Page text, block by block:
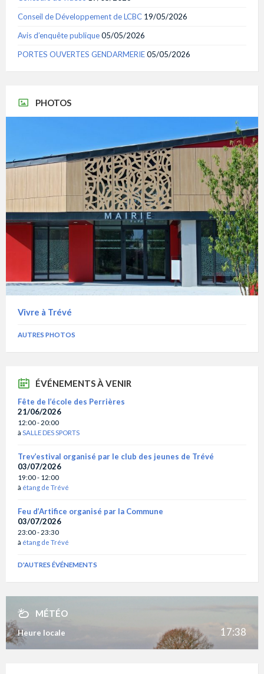
Conseil de Développement de LCBC 19/05/2026
Avis d’enquête publique05/05/2026
PORTES OUVERTES GENDARMERIE05/05/2026
PHOTOS
Vivre à Trévé
AUTRES PHOTOS
ÉVÉNEMENTS À VENIR
Fête de l’école des Perrières
21/06/2026
12:00 - 20:00
à SALLE DES SPORTS
Trev’estival organisé par le club des jeunes de Trévé
03/07/2026
19:00 - 12:00
à étang de Trévé
Feu d’Artifice organisé par la Commune
03/07/2026
23:00 - 23:30
à étang de Trévé
D'AUTRES ÉVÉNEMENTS
MÉTÉO
Heure locale 17:38